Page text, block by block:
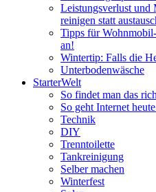
Leistungsverlust
reinigen statt
Tipps für
an!
Wintertip: Falls die
Unterbodenwäsche
StarterWelt
So findet man das
So geht Internet
Technik
DIY
Trenntoilette
Tankreinigung
Selber machen
Winterfest